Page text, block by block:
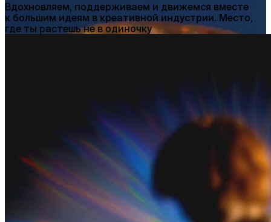
Вдохновляем, поддерживаем и движемся вместе
к большим идеям в креативной индустрии. Место,
где ты растешь не в одиночку